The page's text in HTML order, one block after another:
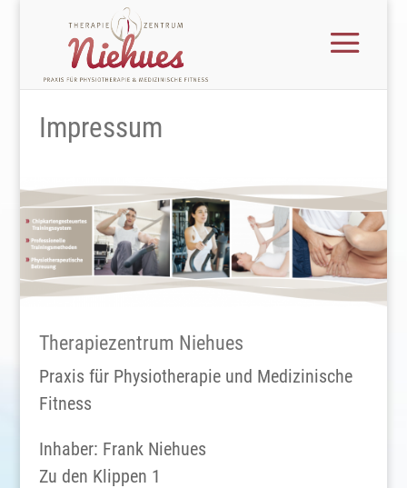
Impressum
Therapiezentrum Niehues
Praxis für Physiotherapie und Medizinische
Fitness
Inhaber: Frank Niehues
Zu den Klippen 1